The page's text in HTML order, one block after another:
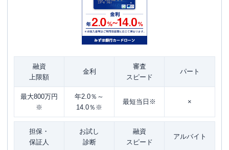
融資
上限額
金利
審査
スピード
パート
最大800万円
※
年2.0％～
14.0％※
最短当日※ ×
担保・
保証人
お試し
診断
融資
スピード
アルバイト